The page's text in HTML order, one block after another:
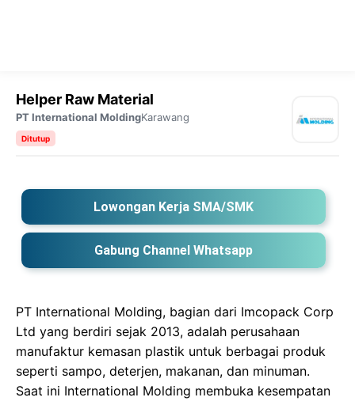
Helper Raw Material
PT International MoldingKarawang
Ditutup
Lowongan Kerja SMA/SMK
Gabung Channel Whatsapp
PT International Molding, bagian dari Imcopack Corp
Ltd yang berdiri sejak 2013, adalah perusahaan
manufaktur kemasan plastik untuk berbagai produk
seperti sampo, deterjen, makanan, dan minuman.
Saat ini International Molding membuka kesempatan